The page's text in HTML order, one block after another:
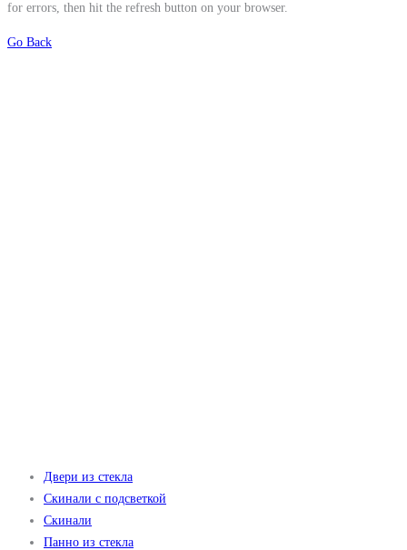
for errors, then hit the refresh button on your browser.
Go Back
Двери из стекла
Скинали с подсветкой
Скинали
Панно из стекла